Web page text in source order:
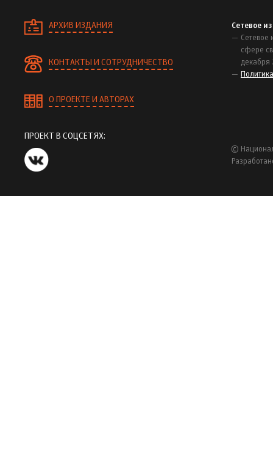
АРХИВ ИЗДАНИЯ
КОНТАКТЫ И СОТРУДНИЧЕСТВО
О ПРОЕКТЕ И АВТОРАХ
Сетевое
Сетевое
сфере
декабря
ПРОЕКТ В СОЦСЕТЯХ:
©